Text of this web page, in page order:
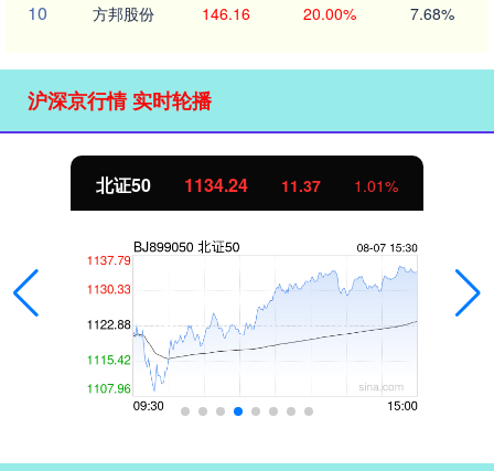
10 方邦股份 146.16 20.00% 7.68%
沪深京行情 实时轮播
北证50 1134.24 11.37 1.01%